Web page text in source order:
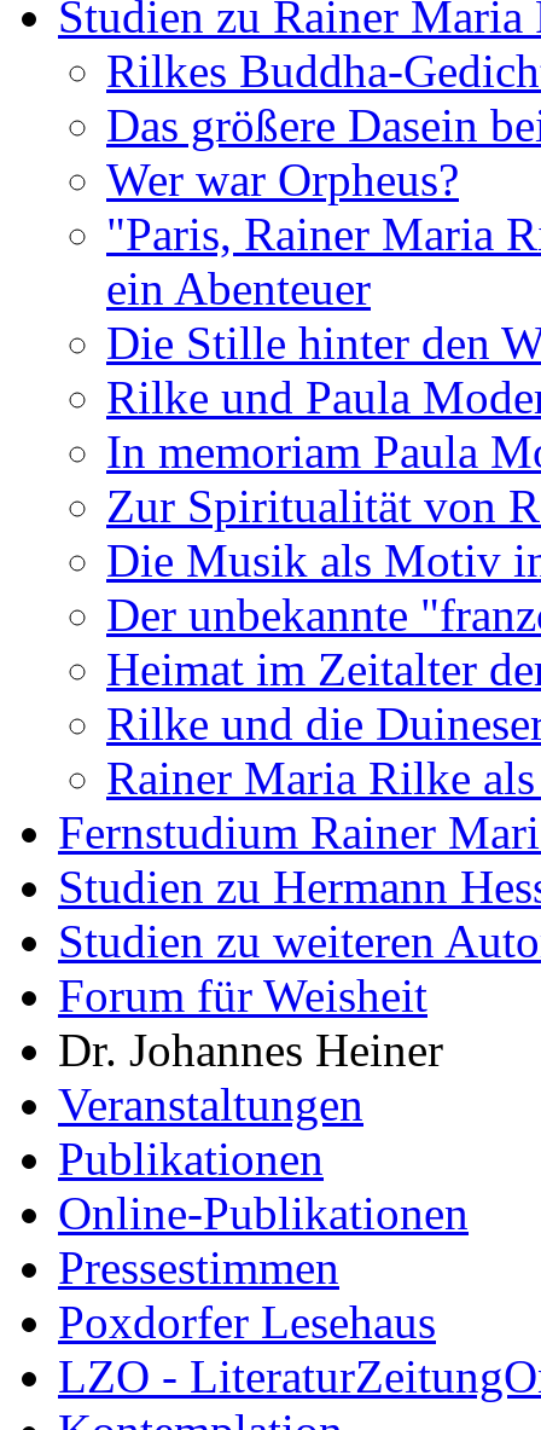
Studien zu Rainer Maria
Rilkes Buddha-
Das größere Dasein
Wer war Orpheus?
"Paris, Rainer Maria
ein Abenteuer
Die Stille hinter den
Rilke und Paula
In memoriam Paula
Zur Spiritualität von
Die Musik als Motiv
Der unbekannte
Heimat im Zeitalter
Rilke und die
Rainer Maria Rilke
Fernstudium Rainer
Studien zu Hermann
Studien zu weiteren
Forum für Weisheit
Dr. Johannes Heiner
Veranstaltungen
Publikationen
Online-Publikationen
Pressestimmen
Poxdorfer Lesehaus
LZO -